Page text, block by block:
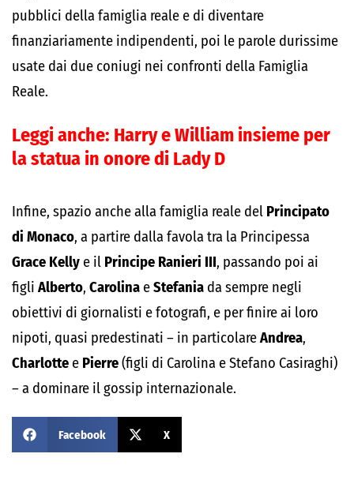
pubblici della famiglia reale e di diventare
finanziariamente indipendenti, poi le parole durissime
usate dai due coniugi nei confronti della Famiglia
Reale.
Leggi anche: Harry e William insieme per
la statua in onore di Lady D
Infine, spazio anche alla famiglia reale del Principato
di Monaco, a partire dalla favola tra la Principessa
Grace Kelly e il Principe Ranieri III, passando poi ai
figli Alberto, Carolina eStefania da sempre negli
obiettivi di giornalisti e fotografi, e per finire ai loro
nipoti, quasi predestinati – in particolareAndrea,
Charlotte e Pierre(figli di Carolina e Stefano Casiraghi)
– a dominare il gossip internazionale.
Facebook X